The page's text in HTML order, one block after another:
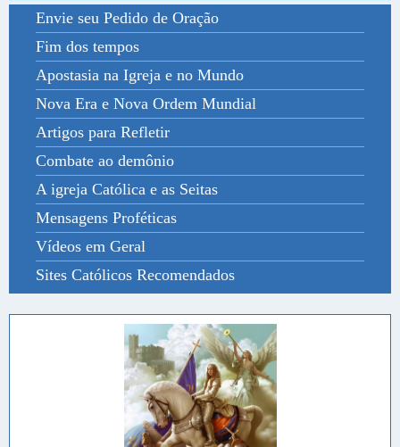
Envie seu Pedido de Oração
Fim dos tempos
Apostasia na Igreja e no Mundo
Nova Era e Nova Ordem Mundial
Artigos para Refletir
Combate ao demônio
A igreja Católica e as Seitas
Mensagens Proféticas
Vídeos em Geral
Sites Católicos Recomendados